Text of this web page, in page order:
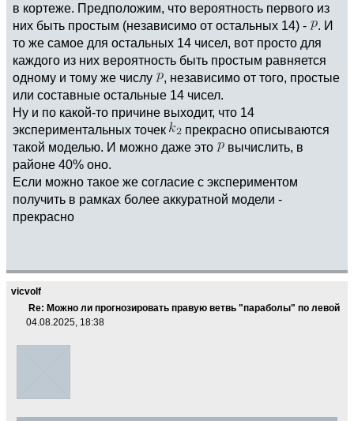
в кортеже. Предположим, что вероятность первого из
них быть простым (независимо от остальных 14) -
. И
то же самое для остальных 14 чисел, вот просто для
каждого из них вероятность быть простым равняется
одному и тому же числу
, независимо от того, простые
или составные остальные 14 чисел.
Ну и по какой-то причине выходит, что 14
экспериментальных точек
прекрасно описываются
такой моделью. И можно даже это
вычислить, в
районе 40% оно.
Если можно такое же согласие с экспериментом
получить в рамках более аккуратной модели -
прекрасно
vicvolf
Re: Можно ли прогнозировать правую ветвь "параболы" по левой
04.08.2025, 18:38